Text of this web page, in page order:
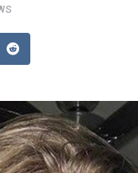
Reddit